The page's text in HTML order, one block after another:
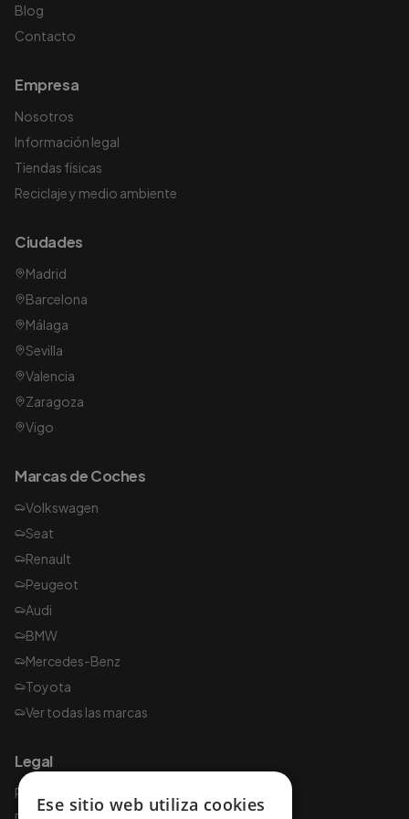
Blog
Contacto
Empresa
Nosotros
Información legal
Tiendas físicas
Reciclaje y medio ambiente
Ciudades
Madrid
Barcelona
Málaga
Sevilla
Valencia
Zaragoza
Vigo
Marcas de Coches
Volkswagen
Seat
Renault
Peugeot
Audi
BMW
Mercedes-Benz
Toyota
Ver todas las marcas
Legal
Política de privacidad
Ese sitio web utiliza cookies